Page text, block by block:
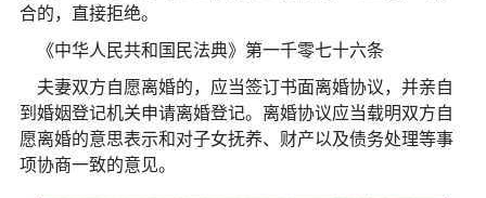
合的，直接拒绝。
《中华人民共和国民法典》第一千零七十六条
夫妻双方自愿离婚的，应当签订书面离婚协议，并亲自
到婚姻登记机关申请离婚登记。离婚协议应当载明双方自
愿离婚的意思表示和对子女抚养、财产以及债务处理等事
项协商一致的意见。